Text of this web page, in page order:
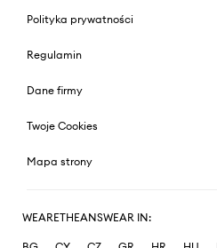
Polityka prywatności
Regulamin
Dane firmy
Twoje Cookies
Mapa strony
WEARETHEANSWEAR IN: